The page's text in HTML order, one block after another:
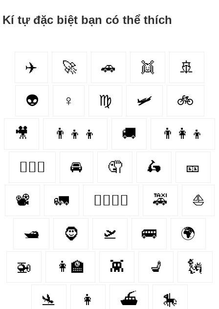
Kí tự đặc biệt bạn có thể thích
✈️ 🚀 🚗 👯‍ 🚢
👽 ♀ ♍ 🛩 🚲
🎥 👨‍👦‍👦 🚚 👨‍👩‍👦
👩‍❤️‍👨 🚘 🤦‍ 🛵 🎫
📽 🚛 👩‍❤️‍💋‍👩 🚕 ⛵
🛥 🧔‍ 🛫 🚌 🌍
🚁 👩‍🏫 👾 💺 🗽
🛬 👩 ⛴ 🎠